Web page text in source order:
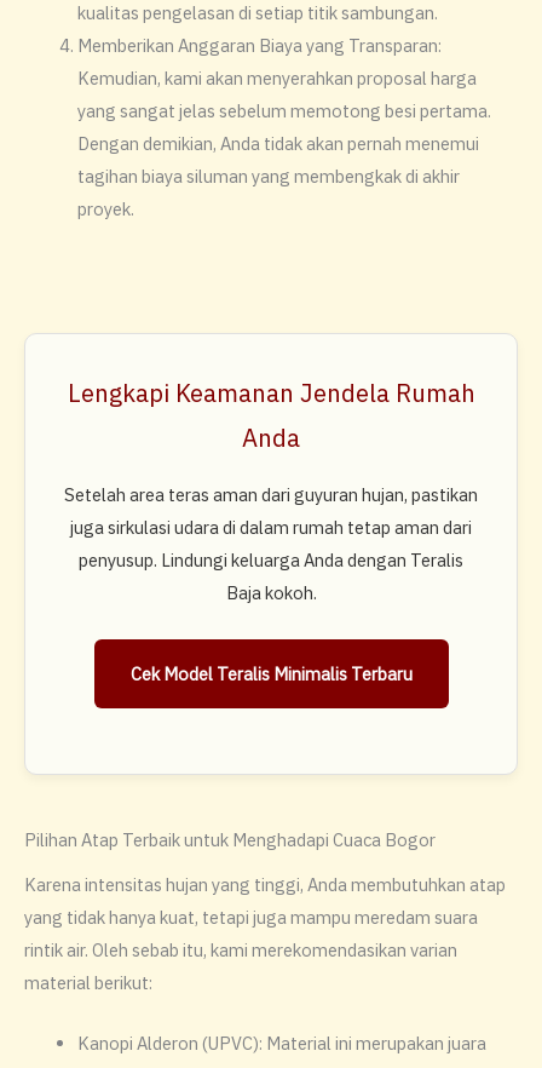
kualitas pengelasan di setiap titik sambungan.
​Memberikan Anggaran Biaya yang Transparan:
Kemudian, kami akan menyerahkan proposal harga
yang sangat jelas sebelum memotong besi pertama.
Dengan demikian, Anda tidak akan pernah menemui
tagihan biaya siluman yang membengkak di akhir
proyek.
Lengkapi Keamanan Jendela Rumah
Anda
Setelah area teras aman dari guyuran hujan, pastikan
juga sirkulasi udara di dalam rumah tetap aman dari
penyusup. Lindungi keluarga Anda dengan Teralis
Baja kokoh.
Cek Model Teralis Minimalis Terbaru
Pilihan Atap Terbaik untuk Menghadapi Cuaca Bogor
​Karena intensitas hujan yang tinggi, Anda membutuhkan atap
yang tidak hanya kuat, tetapi juga mampu meredam suara
rintik air. Oleh sebab itu, kami merekomendasikan varian
material berikut:
​Kanopi Alderon (UPVC): Material ini merupakan juara